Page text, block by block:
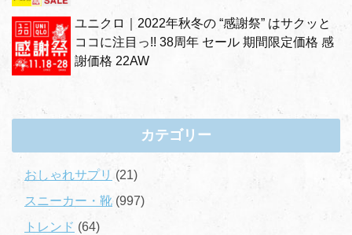
ユニクロ｜2022年秋冬の “感謝祭” はサクッと
ココに注目っ!! 38周年 セール 期間限定価格 感
謝価格 22AW
カテゴリー
おしゃれサプリ (21)
スニーカー・靴 (997)
トレンド (64)